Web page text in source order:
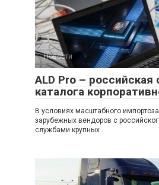
Новости
ALD Pro – российская
каталога
В условиях масштабного
зарубежных вендоров с
службами крупных